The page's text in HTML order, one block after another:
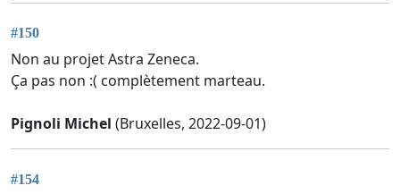
#150
Non au projet Astra Zeneca.
Ça pas non :( complètement marteau.
Pignoli Michel (Bruxelles, 2022-09-01)
#154